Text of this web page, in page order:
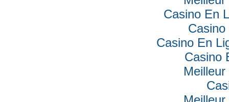
Casino En
Casino En
Casino